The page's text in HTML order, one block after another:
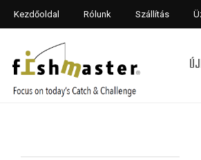
Kezdőoldal Rólunk Szállítás